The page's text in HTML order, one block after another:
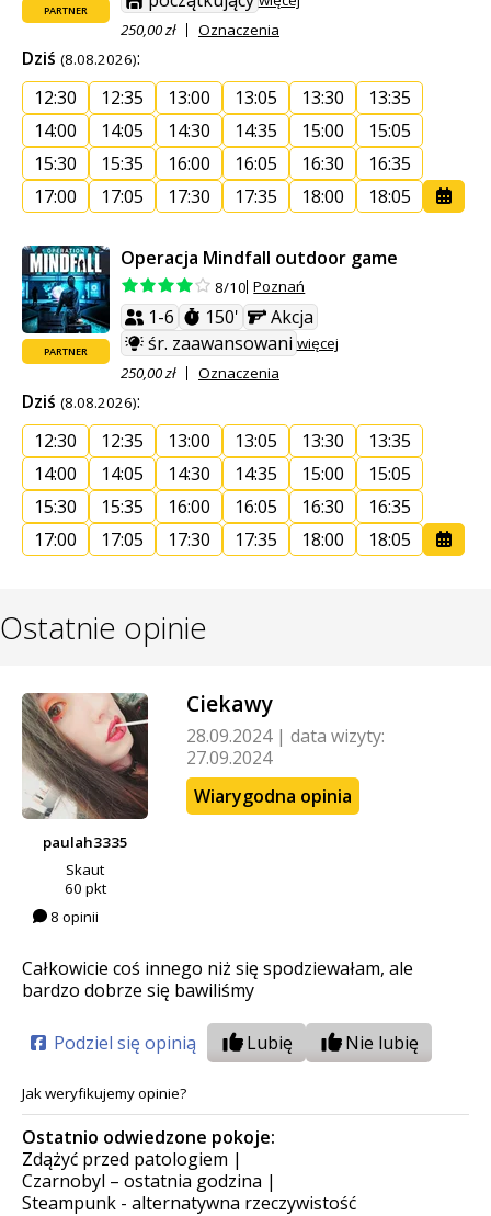
PARTNER
250,00 zł
Oznaczenia
Dziś (8.08.2026):
12:30
12:35 13:00 13:05 13:30
13:35
14:00
14:05 14:30 14:35 15:00
15:05
15:30
15:35 16:00 16:05 16:30
16:35
17:00
17:05 17:30 17:35 18:00 18:05
PARTNER
Operacja Mindfall outdoor game
8/10 Poznań
1-6 150'
Akcja
śr. zaawansowani więcej
250,00 zł
Oznaczenia
Dziś (8.08.2026):
12:30
12:35 13:00 13:05 13:30
13:35
14:00
14:05 14:30 14:35 15:00
15:05
15:30
15:35 16:00 16:05 16:30
16:35
17:00
17:05 17:30 17:35 18:00 18:05
Ostatnie opinie
paulah3335
Skaut
60 pkt
8 opinii
Ciekawy
28.09.2024 | data wizyty:
27.09.2024
Wiarygodna opinia
Całkowicie coś innego niż się spodziewałam, ale
bardzo dobrze się bawiliśmy
Podziel się opinią Lubię Nie lubię
Jak weryfikujemy opinie?
Ostatnio odwiedzone pokoje:
Zdążyć przed patologiem |
Czarnobyl – ostatnia godzina |
Steampunk - alternatywna rzeczywistość